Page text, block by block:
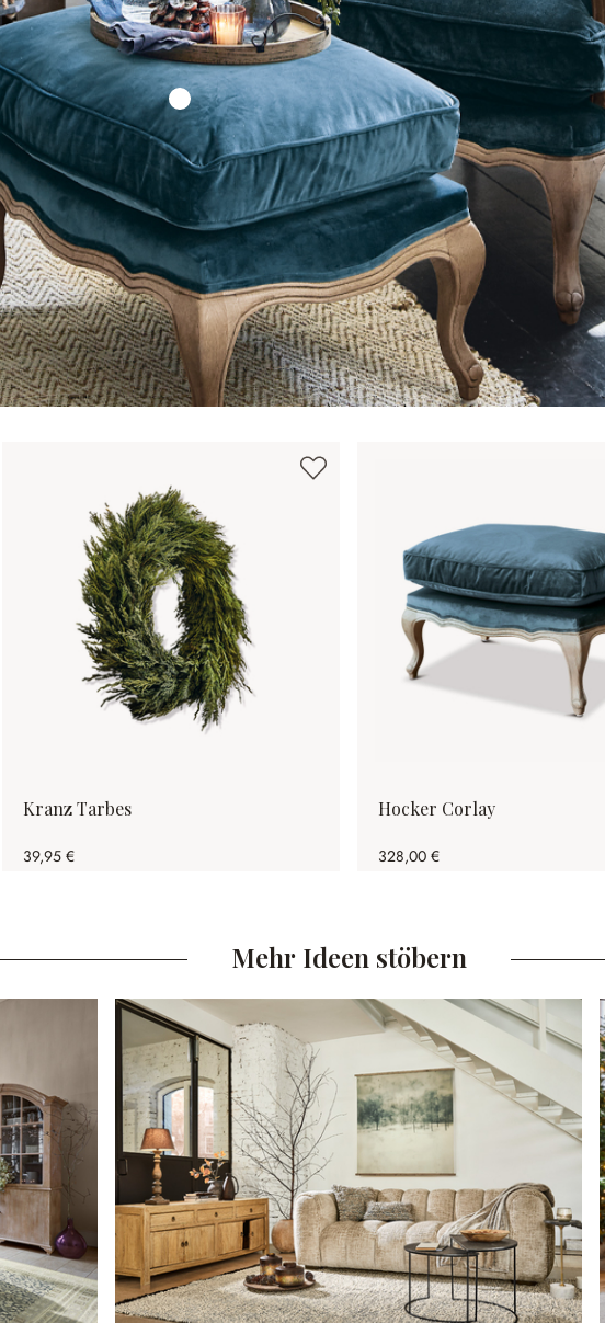
Kranz Tarbes
39,95 €
Hocker Corlay
328,00 €
Mehr Ideen stöbern